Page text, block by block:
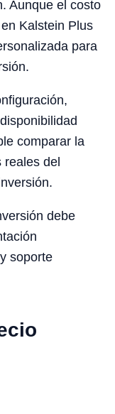
Aunque el costo
Kalstein Plus
para
comparar la
del
debe
soporte